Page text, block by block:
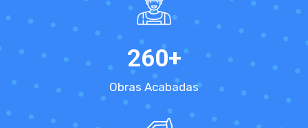
260+
Obras Acabadas